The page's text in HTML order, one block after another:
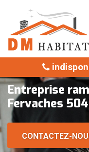
Entreprise
Fervaches
CONTACTEZ-